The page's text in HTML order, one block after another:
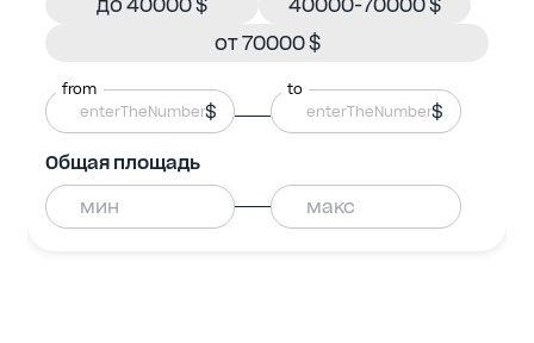
от 70000 $
from
$
to
$
Общая площадь